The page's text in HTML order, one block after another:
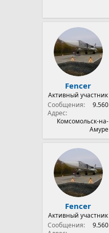
Fencer
Активный участник
Сообщения
9.560
Адрес
Комсомольск-на-
Амуре
Fencer
Активный участник
Сообщения
9.560